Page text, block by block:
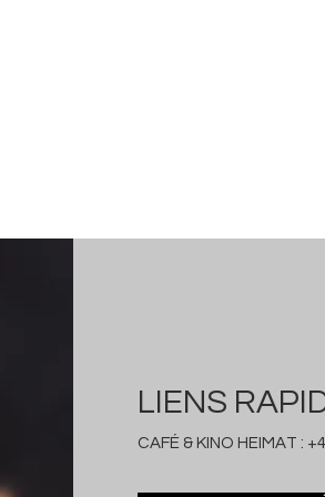
LIENS
CAFÉ & KINO HEIMAT :